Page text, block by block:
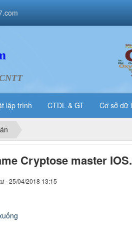
lập trình CTDL & GT Cơ sở dữ
Cryptose master
- 25/04/2018 13:15